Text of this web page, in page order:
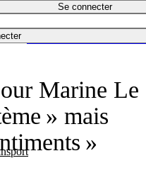
Se connecter
Marine Le
» mais
»